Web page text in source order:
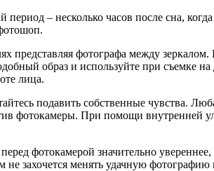
– несколько часов после сна,
представляя фотографа между
образ и используйте при съемке
лица.
подавить собственные чувства.
фотокамеры. При помощи внутренней
фотокамерой значительно
захочется менять удачную фотографию